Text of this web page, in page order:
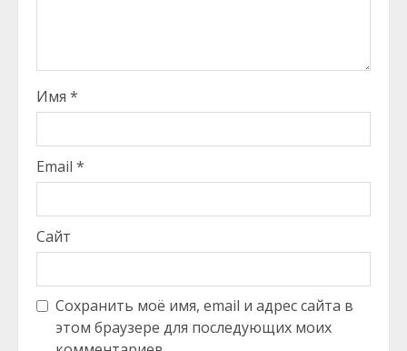
Имя *
Email *
Сайт
Сохранить моё имя, email и адрес сайта в
этом браузере для последующих моих